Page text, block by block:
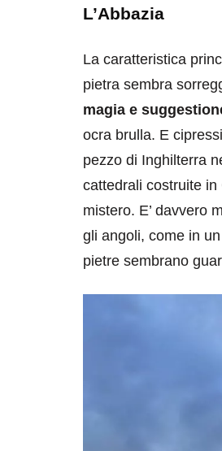
L’Abbazia
La caratteristica
pietra sembra
magia e
ocra brulla. E
pezzo di Inghilterra
cattedrali costruite
mistero. E’ davvero
gli angoli, come in
pietre sembrano
il Louvre in